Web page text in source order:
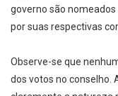
governo são
por suas respectivas
Observe-se que
dos votos no conselho.